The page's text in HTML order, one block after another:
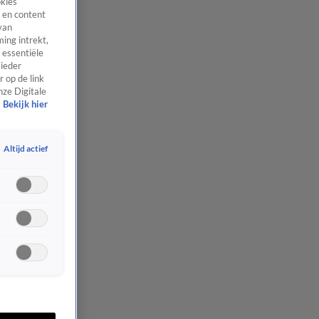
en content
intrekt,
op de link
Digitale
Bekijk hier
Altijd actief